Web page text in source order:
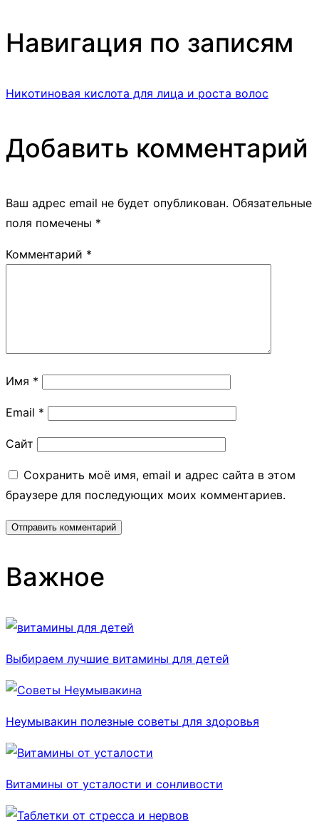
Навигация по записям
Никотиновая кислота для лица и роста волос
Добавить комментарий
Ваш адрес email не будет опубликован. Обязательные
поля помечены *
Комментарий *
Имя *
Email *
Сайт
Сохранить моё имя, email и адрес сайта в этом
браузере для последующих моих комментариев.
Важное
Выбираем лучшие витамины для детей
Неумывакин полезные советы для здоровья
Витамины от усталости и сонливости